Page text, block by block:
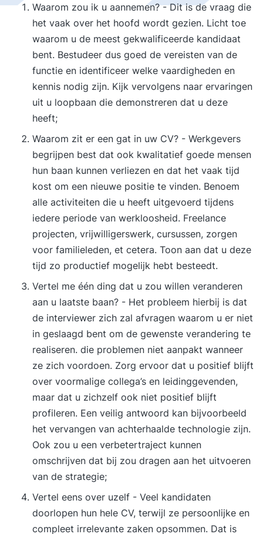
Waarom zou ik u aannemen? - Dit is de vraag die
het vaak over het hoofd wordt gezien. Licht toe
waarom u de meest gekwalificeerde kandidaat
bent. Bestudeer dus goed de vereisten van de
functie en identificeer welke vaardigheden en
kennis nodig zijn. Kijk vervolgens naar ervaringen
uit u loopbaan die demonstreren dat u deze
heeft;
Waarom zit er een gat in uw CV? - Werkgevers
begrijpen best dat ook kwalitatief goede mensen
hun baan kunnen verliezen en dat het vaak tijd
kost om een nieuwe positie te vinden. Benoem
alle activiteiten die u heeft uitgevoerd tijdens
iedere periode van werkloosheid. Freelance
projecten, vrijwilligerswerk, cursussen, zorgen
voor familieleden, et cetera. Toon aan dat u deze
tijd zo productief mogelijk hebt besteedt.
Vertel me één ding dat u zou willen veranderen
aan u laatste baan? - Het probleem hierbij is dat
de interviewer zich zal afvragen waarom u er niet
in geslaagd bent om de gewenste verandering te
realiseren. die problemen niet aanpakt wanneer
ze zich voordoen. Zorg ervoor dat u positief blijft
over voormalige collega’s en leidinggevenden,
maar dat u zichzelf ook niet positief blijft
profileren. Een veilig antwoord kan bijvoorbeeld
het vervangen van achterhaalde technologie zijn.
Ook zou u een verbetertraject kunnen
omschrijven dat bij zou dragen aan het uitvoeren
van de strategie;
Vertel eens over uzelf - Veel kandidaten
doorlopen hun hele CV, terwijl ze persoonlijke en
compleet irrelevante zaken opsommen. Dat is